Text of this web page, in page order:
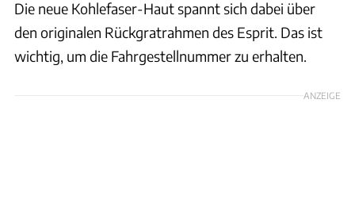
Die neue Kohlefaser-Haut spannt sich dabei über
den originalen Rückgratrahmen des Esprit. Das ist
wichtig, um die Fahrgestellnummer zu erhalten.
ANZEIGE